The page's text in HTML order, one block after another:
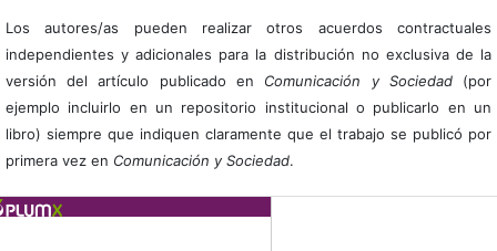
Los autores/as pueden realizar otros acuerdos contractuales
independientes y adicionales para la distribución no exclusiva de la
versión del artículo publicado en Comunicación y Sociedad(por
ejemplo incluirlo en un repositorio institucional o publicarlo en un
libro) siempre que indiquen claramente que el trabajo se publicó por
primera vez en Comunicación y Sociedad.